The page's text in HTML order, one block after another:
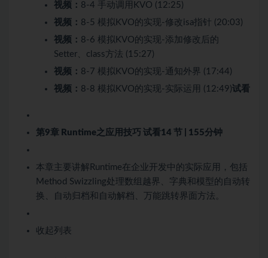
视频： 8-4 手动调用KVO (12:25)
视频： 8-5 模拟KVO的实现-修改isa指针 (20:03)
视频： 8-6 模拟KVO的实现-添加修改后的
Setter、class方法 (15:27)
视频： 8-7 模拟KVO的实现-通知外界 (17:44)
视频： 8-8 模拟KVO的实现-实际运用 (12:49)试看
第9章 Runtime之应用技巧 试看14 节 | 155分钟
本章主要讲解Runtime在企业开发中的实际应用，包括
Method Swizzling处理数组越界、字典和模型的自动转
换、自动归档和自动解档、万能跳转界面方法。
收起列表